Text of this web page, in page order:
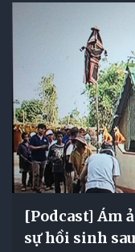
[Podcast] Ám
sự hồi sinh